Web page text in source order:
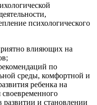
психологического
влияющих на
по
среды, комфортной и
ребенка на
и становлении